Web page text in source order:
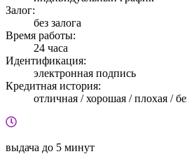
Залог:
без залога
Время работы:
24 часа
Идентификация:
электронная подпись
Кредитная история:
отличная / хорошая / плохая /
выдача до 5 минут